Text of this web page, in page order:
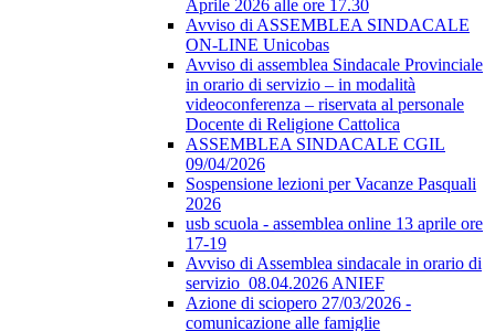
Aprile 2026 alle ore 17.30
Avviso di ASSEMBLEA SINDACALE
ON-LINE Unicobas
Avviso di assemblea Sindacale Provinciale
in orario di servizio – in modalità
videoconferenza – riservata al personale
Docente di Religione Cattolica
ASSEMBLEA SINDACALE CGIL
09/04/2026
Sospensione lezioni per Vacanze Pasquali
2026
usb scuola - assemblea online 13 aprile ore
17-19
Avviso di Assemblea sindacale in orario di
servizio_08.04.2026 ANIEF
Azione di sciopero 27/03/2026 -
comunicazione alle famiglie